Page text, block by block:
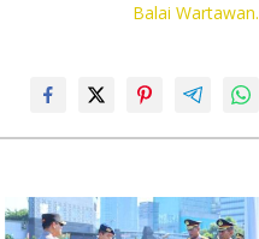
Balai Wartawan.